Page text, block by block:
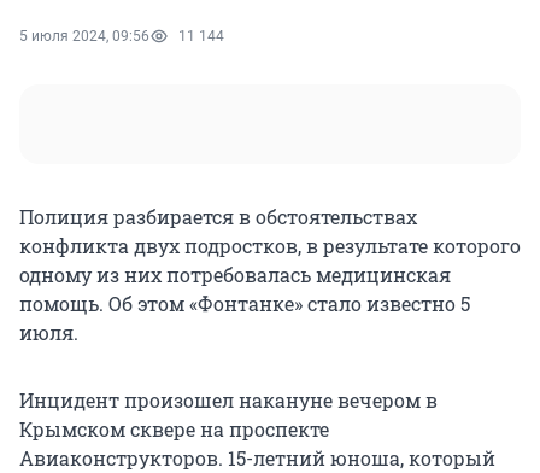
5 июля 2024, 09:56 11 144
Полиция разбирается в обстоятельствах
конфликта двух подростков, в результате которого
одному из них потребовалась медицинская
помощь. Об этом «Фонтанке» стало известно 5
июля.
Инцидент произошел накануне вечером в
Крымском сквере на проспекте
Авиаконструкторов. 15-летний юноша, который